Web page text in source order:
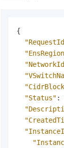
{
"Status" :